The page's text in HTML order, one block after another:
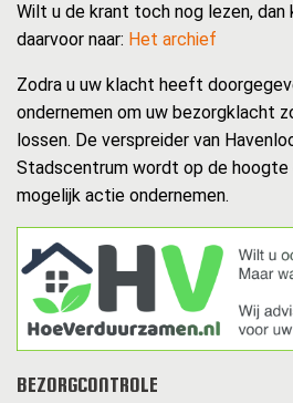
Wilt u de krant toch nog lezen, dan
daarvoor naar: Het archief
Zodra u uw klacht heeft
ondernemen om uw bezorgklacht
lossen. De verspreider van
Stadscentrum wordt op de
mogelijk actie ondernemen.
BEZORGCONTROLE